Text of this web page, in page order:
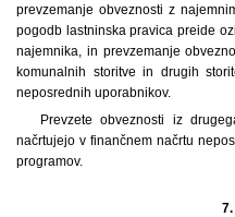
prevzemanje obveznosti z
pogodb lastninska pravica preide
najemnika, in prevzemanje
komunalnih storitve in drugih
neposrednih uporabnikov.
Prevzete obveznosti iz
načrtujejo v finančnem načrtu
programov.